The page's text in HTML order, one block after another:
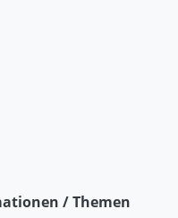
/ Themen